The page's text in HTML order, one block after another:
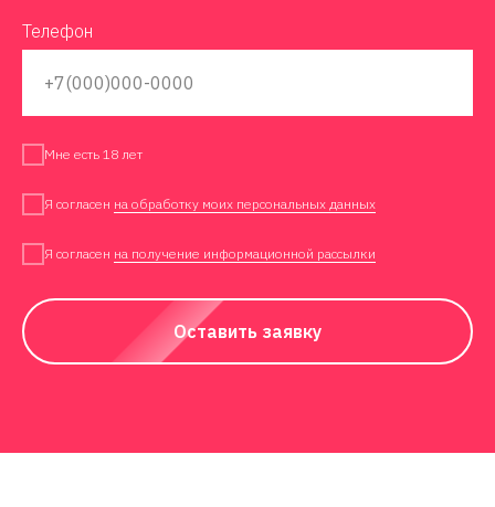
Телефон
Мне есть 18 лет
Я согласен на обработку моих персональных данных
Я согласен на получение информационной рассылки
Оставить заявку